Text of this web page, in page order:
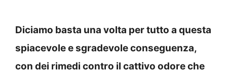
Diciamo basta una volta per tutto a questa
spiacevole e sgradevole conseguenza,
con dei rimedi contro il cattivo odore che